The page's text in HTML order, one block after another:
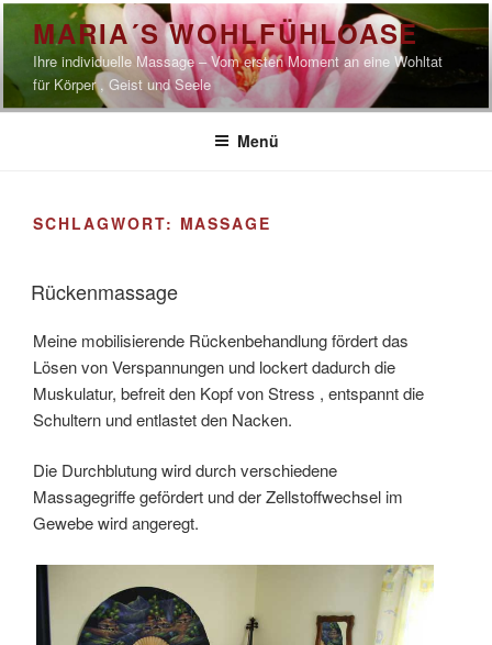
Zum
Inhalt
springen
MARIA´S WOHLFÜHLOASE
Ihre individuelle Massage – Vom ersten Moment an eine Wohltat
für Körper , Geist und Seele
Menü
SCHLAGWORT: MASSAGE
Rückenmassage
Meine mobilisierende Rückenbehandlung fördert das
Lösen von Verspannungen und lockert dadurch die
Muskulatur, befreit den Kopf von Stress , entspannt die
Schultern und entlastet den Nacken.
Die Durchblutung wird durch verschiedene
Massagegriffe gefördert und der Zellstoffwechsel im
Gewebe wird angeregt.